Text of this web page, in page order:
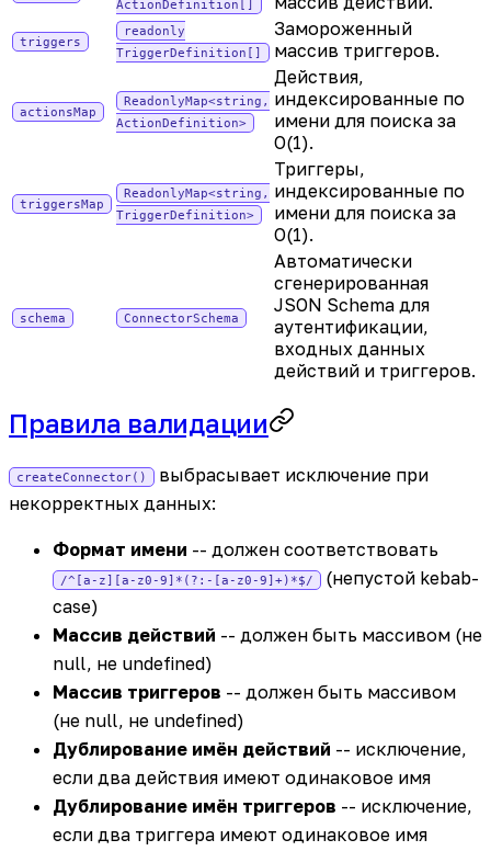
ActionDefinition[]
triggers
readonly
TriggerDefinition[]
Замороженный
массив триггеров.
actionsMap
ReadonlyMap<string,
ActionDefinition>
Действия,
индексированные по
имени для поиска за
O(1).
triggersMap
ReadonlyMap<string,
TriggerDefinition>
Триггеры,
индексированные по
имени для поиска за
O(1).
schema ConnectorSchema
Автоматически
сгенерированная
JSON Schema для
аутентификации,
входных данных
действий и триггеров.
Правила валидации
createConnector()
выбрасывает исключение при
некорректных данных:
Формат имени -- должен соответствовать
/^[a-z][a-z0-9]*(?:-[a-z0-9]+)*$/
(непустой kebab-
case)
Массив действий -- должен быть массивом (не
null, не undefined)
Массив триггеров -- должен быть массивом
(не null, не undefined)
Дублирование имён действий -- исключение,
если два действия имеют одинаковое имя
Дублирование имён триггеров -- исключение,
если два триггера имеют одинаковое имя